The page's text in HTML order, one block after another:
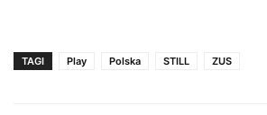
TAGI Play Polska STILL ZUS